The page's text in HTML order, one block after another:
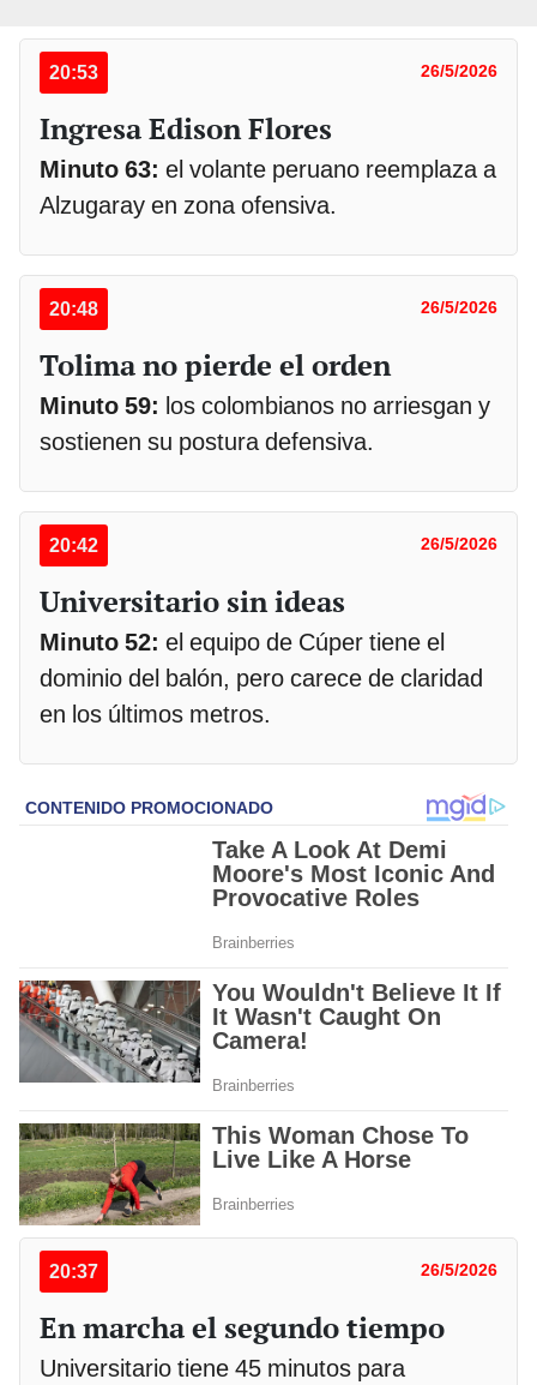
20:53 26/5/2026
Ingresa Edison Flores
Minuto 63: el volante peruano reemplaza a
Alzugaray en zona ofensiva.
20:48 26/5/2026
Tolima no pierde el orden
Minuto 59: los colombianos no arriesgan y
sostienen su postura defensiva.
20:42 26/5/2026
Universitario sin ideas
Minuto 52: el equipo de Cúper tiene el
dominio del balón, pero carece de claridad
en los últimos metros.
20:37 26/5/2026
En marcha el segundo tiempo
Universitario tiene 45 minutos para